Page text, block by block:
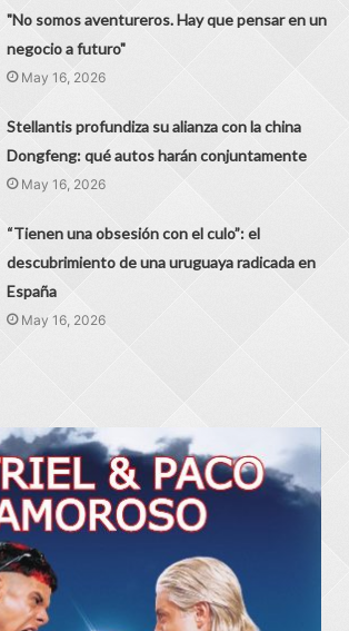
"No somos aventureros. Hay que pensar en un
negocio a futuro"
May 16, 2026
Stellantis profundiza su alianza con la china
Dongfeng: qué autos harán conjuntamente
May 16, 2026
“Tienen una obsesión con el culo”: el
descubrimiento de una uruguaya radicada en
España
May 16, 2026